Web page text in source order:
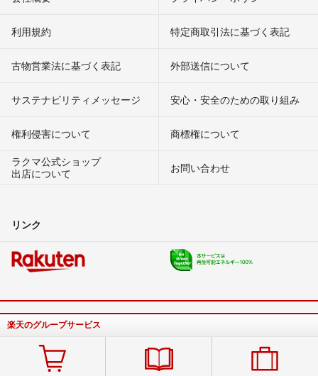
利用規約 特定商取引法に基づく表記
古物営業法に基づく表記 外部送信について
サステナビリティメッセージ 安心・安全のための取り組み
権利侵害について
商標権について
ラクマ公式ショップ
出店について
お問い合わせ
リンク
楽天のグループサービス